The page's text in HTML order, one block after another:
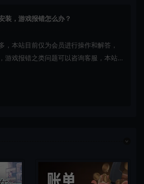
装，游戏报错怎么办？
，本站目前仅为会员进行操作和解答，
游戏报错之类问题可以咨询客服，本站